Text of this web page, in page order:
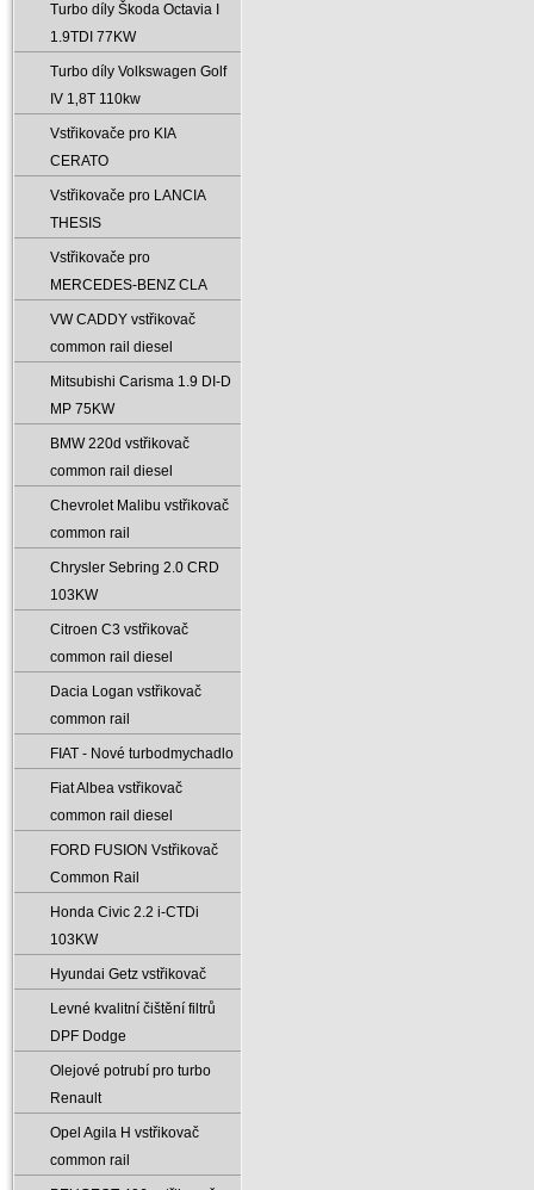
Turbo díly Škoda Octavia I
1.9TDI 77KW
Turbo díly Volkswagen Golf
IV 1‚8T 110kw
Vstřikovače pro KIA
CERATO
Vstřikovače pro LANCIA
THESIS
Vstřikovače pro
MERCEDES-BENZ CLA
VW CADDY vstřikovač
common rail diesel
Mitsubishi Carisma 1.9 DI-D
MP 75KW
BMW 220d vstřikovač
common rail diesel
Chevrolet Malibu vstřikovač
common rail
Chrysler Sebring 2.0 CRD
103KW
Citroen C3 vstřikovač
common rail diesel
Dacia Logan vstřikovač
common rail
FIAT - Nové turbodmychadlo
Fiat Albea vstřikovač
common rail diesel
FORD FUSION Vstřikovač
Common Rail
Honda Civic 2.2 i-CTDi
103KW
Hyundai Getz vstřikovač
Levné kvalitní čištění filtrů
DPF Dodge
Olejové potrubí pro turbo
Renault
Opel Agila H vstřikovač
common rail